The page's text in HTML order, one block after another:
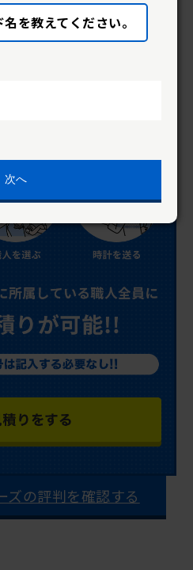
ズの評判を確認する
を教えてください。
次へ